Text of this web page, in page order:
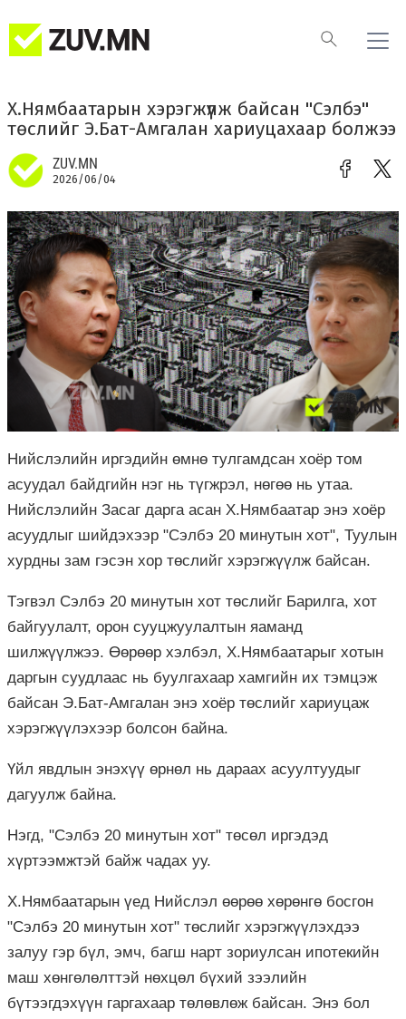
Х.Нямбаатарын хэрэгжүүлж байсан "Сэлбэ"
төслийг Э.Бат-Амгалан хариуцахаар болжээ
ZUV.MN
2026/06/04
Нийслэлийн иргэдийн өмнө тулгамдсан хоёр том
асуудал байдгийн нэг нь түгжрэл, нөгөө нь утаа.
Нийслэлийн Засаг дарга асан Х.Нямбаатар энэ хоёр
асуудлыг шийдэхээр "Сэлбэ 20 минутын хот", Туулын
хурдны зам гэсэн хор төслийг хэрэгжүүлж байсан.
Тэгвэл Сэлбэ 20 минутын хот төслийг Барилга, хот
байгуулалт, орон сууцжуулалтын яаманд
шилжүүлжээ. Өөрөөр хэлбэл, Х.Нямбаатарыг хотын
даргын суудлаас нь буулгахаар хамгийн их тэмцэж
байсан Э.Бат-Амгалан энэ хоёр төслийг хариуцаж
хэрэгжүүлэхээр болсон байна.
Үйл явдлын энэхүү өрнөл нь дараах асуултуудыг
дагуулж байна.
Нэгд, "Сэлбэ 20 минутын хот" төсөл иргэдэд
хүртээмжтэй байж чадах уу.
Х.Нямбаатарын үед Нийслэл өөрөө хөрөнгө босгон
"Сэлбэ 20 минутын хот" төслийг хэрэгжүүлэхдээ
залуу гэр бүл, эмч, багш нарт зориулсан ипотекийн
маш хөнгөлөлттэй нөхцөл бүхий зээлийн
бүтээгдэхүүн гаргахаар төлөвлөж байсан. Энэ бол